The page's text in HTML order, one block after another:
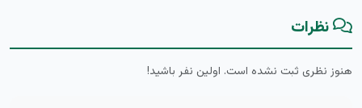
نظرات
هنوز نظری ثبت نشده است. اولین نفر باشید!